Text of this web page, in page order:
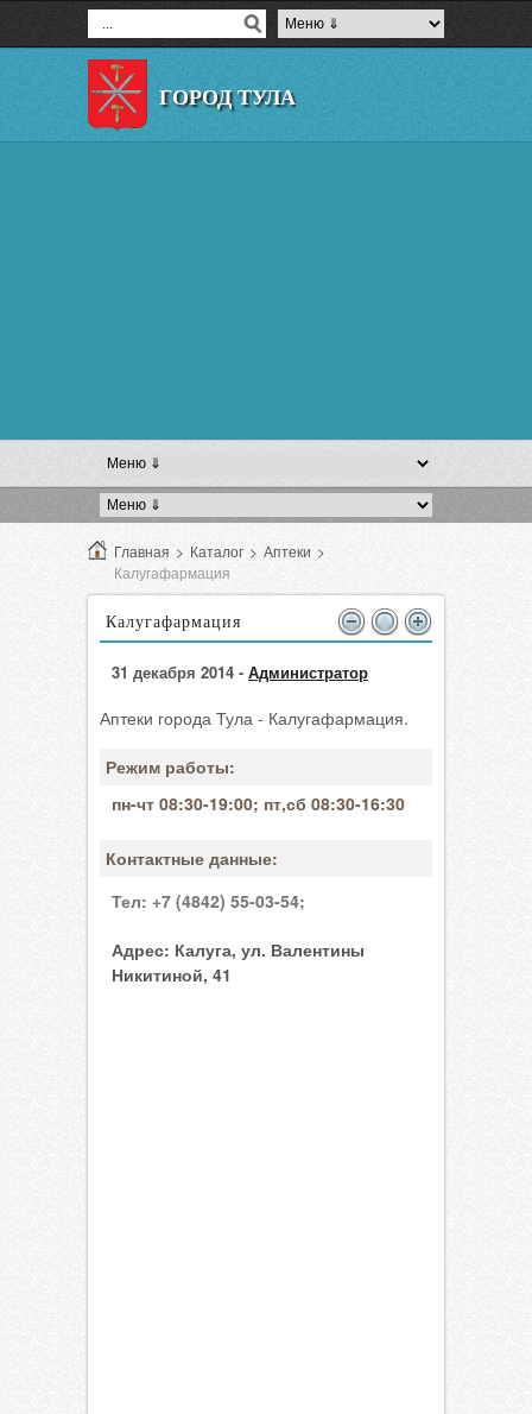
ГОРОД ТУЛА
Главная > Каталог > Аптеки >
Калугафармация
Калугафармация
31 декабря 2014 - Администратор
Аптеки города Тула - Калугафармация.
Режим работы:
пн-чт 08:30-19:00; пт,сб 08:30-16:30
Контактные данные:
Тел: +7 (4842) 55-03-54;
Адрес: Калуга, ул. Валентины
Никитиной, 41